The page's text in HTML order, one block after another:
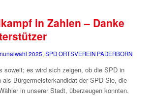
in Zahlen – Danke
2025,SPD ORTSVEREIN PADERBORN
soweit; es wird sich zeigen, ob die SPD in
als Bürgermeisterkandidat der SPD Sie, die
in unserer Stadt, überzeugen konnten.